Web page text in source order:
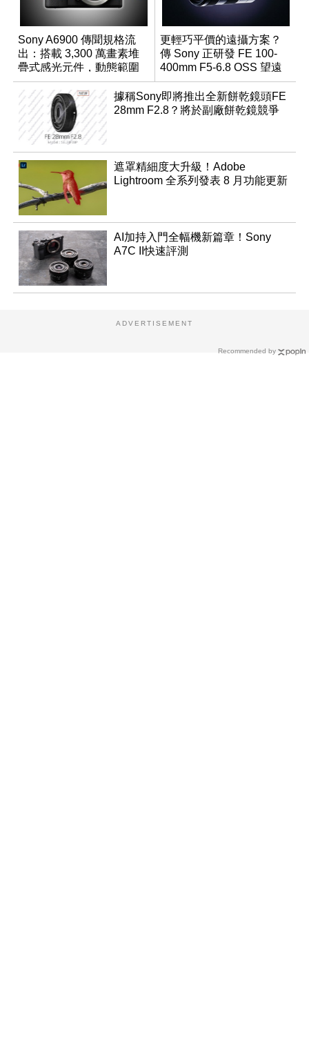
Sony A6900 傳聞規格流
出：搭載 3,300 萬畫素堆
疊式感光元件，動態範圍
超過 15 級
更輕巧平價的遠攝方案？
傳 Sony 正研發 FE 100-
400mm F5-6.8 OSS 望遠
變焦鏡頭
據稱Sony即將推出全新餅乾鏡頭FE
28mm F2.8？將於副廠餅乾鏡競爭
遮罩精細度大升級！Adobe
Lightroom 全系列發表 8 月功能更新
AI加持入門全幅機新篇章！Sony
A7C II快速評測
Recommended by
ADVERTISEMENT